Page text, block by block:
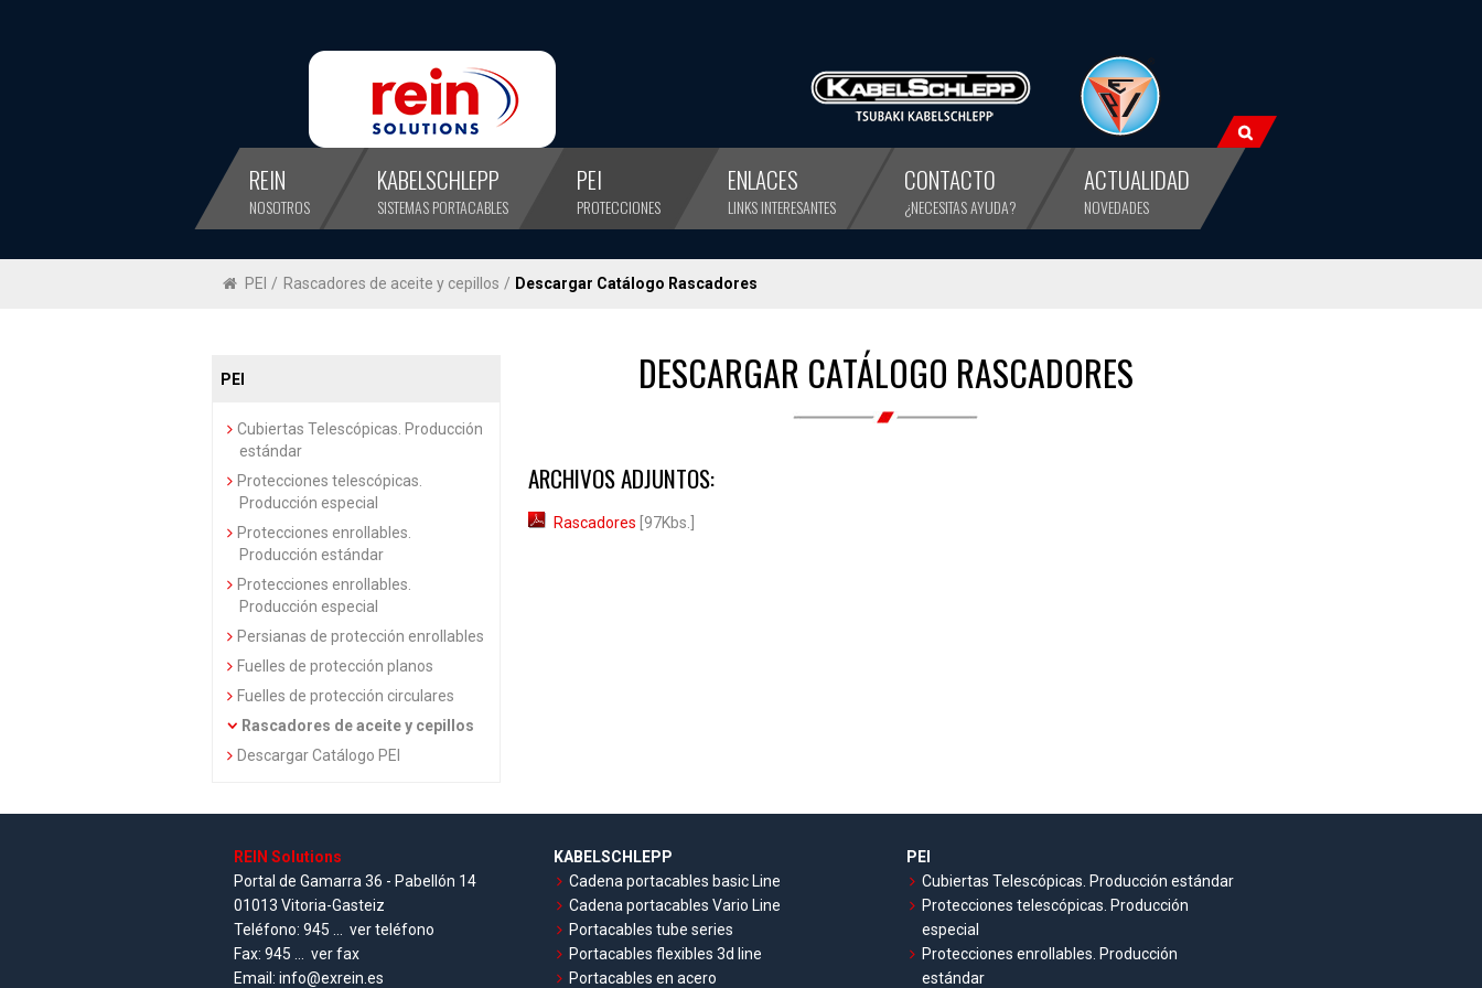
REIN
NOSOTROS
KABELSCHLEPP
SISTEMAS PORTACABLES
PEI
PROTECCIONES
ENLACES
LINKS INTERESANTES
CONTACTO
¿NECESITAS AYUDA?
ACTUALIDAD
NOVEDADES
PEI / Rascadores de aceite y cepillos / Descargar Catálogo Rascadores
PEI
Cubiertas Telescópicas. Producción
estándar
Protecciones telescópicas.
Producción especial
Protecciones enrollables.
Producción estándar
Protecciones enrollables.
Producción especial
Persianas de protección enrollables
Fuelles de protección planos
Fuelles de protección circulares
Rascadores de aceite y cepillos
Descargar Catálogo PEI
DESCARGAR CATÁLOGO RASCADORES
ARCHIVOS ADJUNTOS:
Rascadores [97Kbs.]
REIN Solutions
Portal de Gamarra 36 - Pabellón 14
01013 Vitoria-Gasteiz
Teléfono: 945 ... ver teléfono
Fax: 945 ... ver fax
Email: info@exrein.es
KABELSCHLEPP
Cadena portacables basic Line
Cadena portacables Vario Line
Portacables tube series
Portacables flexibles 3d line
Portacables en acero
PEI
Cubiertas Telescópicas. Producción estándar
Protecciones telescópicas. Producción
especial
Protecciones enrollables. Producción
estándar